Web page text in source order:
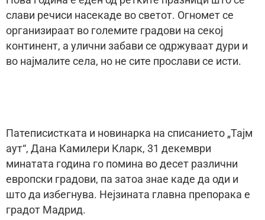
слави речиси насекаде во светот. Огномет се
организираат во големите градови на секој
континент, а улични забави се одржуваат дури и
во најмалите села, но не сите прослави се исти.
Патеписистката и новинарка на списанието „Тајм
аут“, Дана Камилери Кларк, 31 декември
минатата година го помина во десет различни
европски градови, па затоа знае каде да оди и
што да избегнува. Нејзината главна препорака е
градот Мадрид.